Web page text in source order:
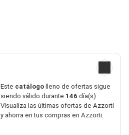
Este catálogo lleno de ofertas sigue
siendo válido durante 146 día(s).
Visualiza las últimas ofertas de Azzorti
y ahorra en tus compras en Azzorti.